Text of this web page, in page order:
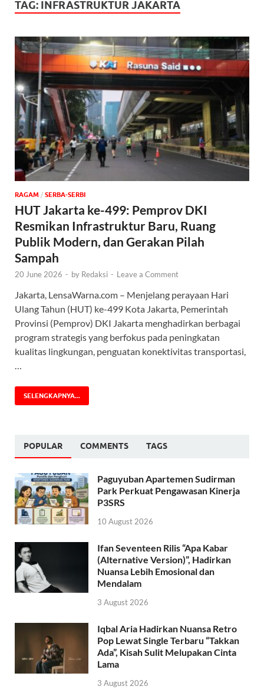
TAG: INFRASTRUKTUR JAKARTA
‎RAGAM / SERBA-SERBI
HUT Jakarta ke-499: Pemprov DKI
Resmikan Infrastruktur Baru, Ruang
Publik Modern, dan Gerakan Pilah
Sampah
20 June 2026 - by Redaksi - Leave a Comment
Jakarta, LensaWarna.com – Menjelang perayaan Hari
Ulang Tahun (HUT) ke-499 Kota Jakarta, Pemerintah
Provinsi (Pemprov) DKI Jakarta menghadirkan berbagai
program strategis yang berfokus pada peningkatan
kualitas lingkungan, penguatan konektivitas transportasi,
…
SELENGKAPNYA...
POPULAR COMMENTS TAGS
Paguyuban Apartemen Sudirman
Park Perkuat Pengawasan Kinerja
P3SRS
10 August 2026
Ifan Seventeen Rilis “Apa Kabar
(Alternative Version)”, Hadirkan
Nuansa Lebih Emosional dan
Mendalam
3 August 2026
Iqbal Aria Hadirkan Nuansa Retro
Pop Lewat Single Terbaru “Takkan
Ada”, Kisah Sulit Melupakan Cinta
Lama
3 August 2026